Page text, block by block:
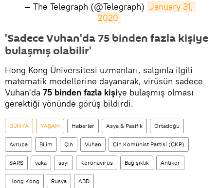
— The Telegraph (@Telegraph) January 31,
2020
'Sadece Vuhan'da 75 binden fazla kişiye
bulaşmış olabilir'
Hong Kong Üniversitesi uzmanları, salgınla ilgili
matematik modellerine dayanarak, virüsün sadece
Vuhan'da 75 binden fazla kişiye bulaşmış olması
gerektiği yönünde görüş bildirdi.
DÜNYA YAŞAM Haberler Asya & Pasifik Ortadoğu
Avrupa Bilim Çin Vuhan Çin Komünist Partisi (ÇKP)
SARS vaka sayı Koronavirüs Bağışıklık Antikor
Hong Kong Rusya ABD